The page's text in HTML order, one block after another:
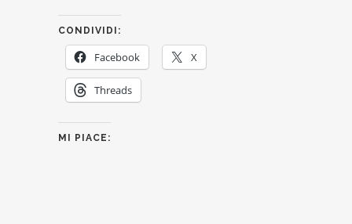
CONDIVIDI:
Facebook X
Threads
MI PIACE: